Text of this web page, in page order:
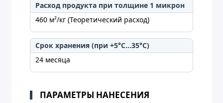
Расход продукта при толщине 1 микрон
460 м²/кг (Теоретический расход)
Срок хранения (при +5°C...35°C)
24 месяца
ПАРАМЕТРЫ НАНЕСЕНИЯ